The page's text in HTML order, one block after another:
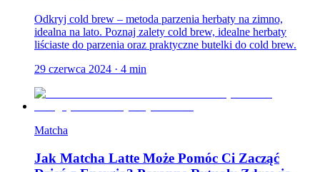
Odkryj cold brew – metoda parzenia herbaty na zimno,
idealna na lato. Poznaj zalety cold brew, idealne herbaty
liściaste do parzenia oraz praktyczne butelki do cold brew.
29 czerwca 2024 · 4 min
Matcha
Jak Matcha Latte Może Pomóc Ci Zacząć